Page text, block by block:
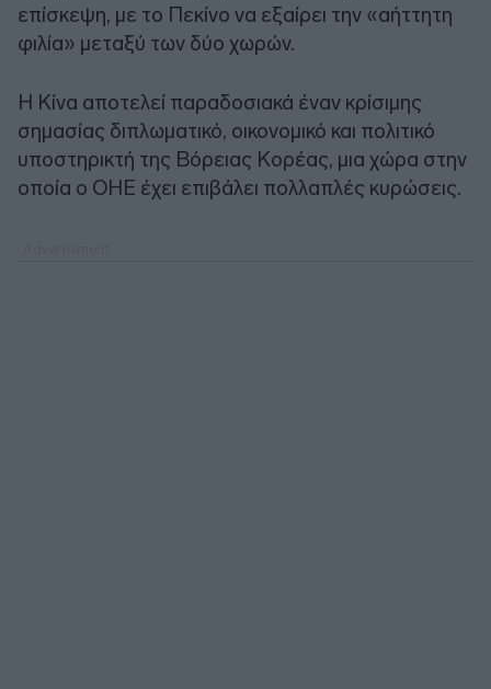
επίσκεψη, με το Πεκίνο να εξαίρει την «αήττητη
φιλία» μεταξύ των δύο χωρών.
Η Κίνα αποτελεί παραδοσιακά έναν κρίσιμης
σημασίας διπλωματικό, οικονομικό και πολιτικό
υποστηρικτή της Βόρειας Κορέας, μια χώρα στην
οποία ο ΟΗΕ έχει επιβάλει πολλαπλές κυρώσεις.